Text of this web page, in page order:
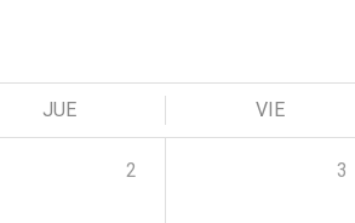
JUE VIE
2 3